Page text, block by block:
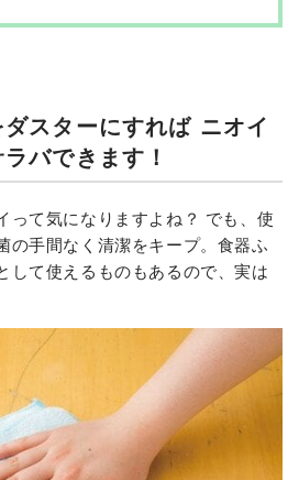
スターにすれば ニオイ
バできます！
って気になりますよね？ でも、使
の手間なく清潔をキープ。食器ふ
して使えるものもあるので、実は